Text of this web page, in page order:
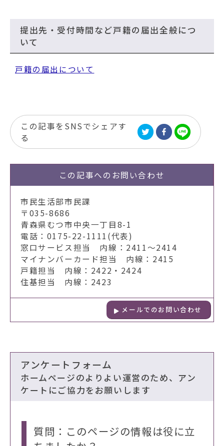
提出先・受付時間など戸籍の届出全般につ
いて
戸籍の届出について
この記事をSNSでシェアす
る
この記事への お問い合わせ
市民生活部市民課
〒035-8686
青森県むつ市中央一丁目8-1
電話：0175-22-1111(代表)
窓口サービス担当 内線：2411～2414
マイナンバーカード担当 内線：2415
戸籍担当 内線：2422・2424
住基担当 内線：2423
メールでのお問い合わせ
アンケートフォーム
ホームページのよりよい運営のため、アン
ケートにご協力をお願いします
質問：このページの情報は役に立